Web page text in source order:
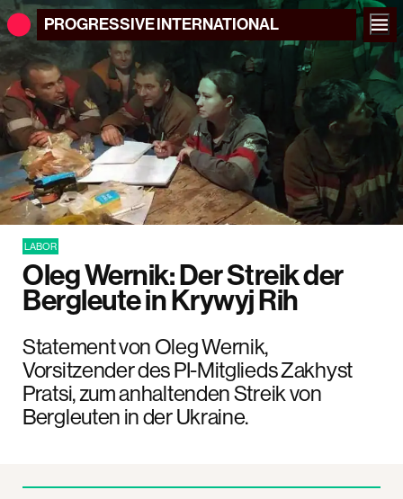
PROGRESSIVEINTERNATIONAL
LABOR
Oleg Wernik: Der Streik der
Bergleute in Krywyj Rih
Statement von Oleg Wernik,
Vorsitzender des PI-Mitglieds Zakhyst
Pratsi, zum anhaltenden Streik von
Bergleuten in der Ukraine.